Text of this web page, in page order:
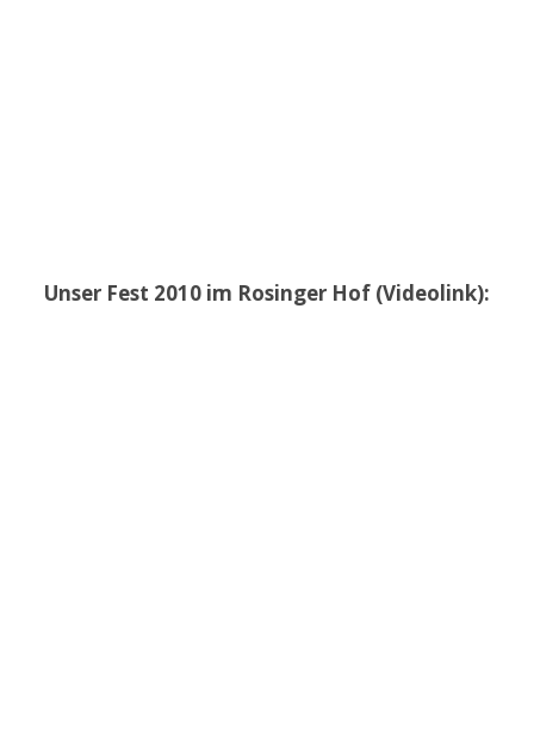
Unser Fest 2010 im Rosinger Hof (Videolink):